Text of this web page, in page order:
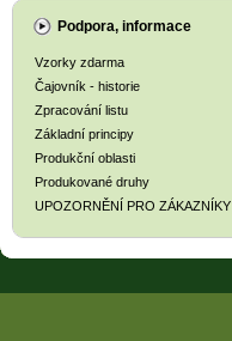
Podpora, informace
Vzorky zdarma
Čajovník - historie
Zpracování listu
Základní principy
Produkční oblasti
Produkované druhy
UPOZORNĚNÍ PRO ZÁKAZNÍKY